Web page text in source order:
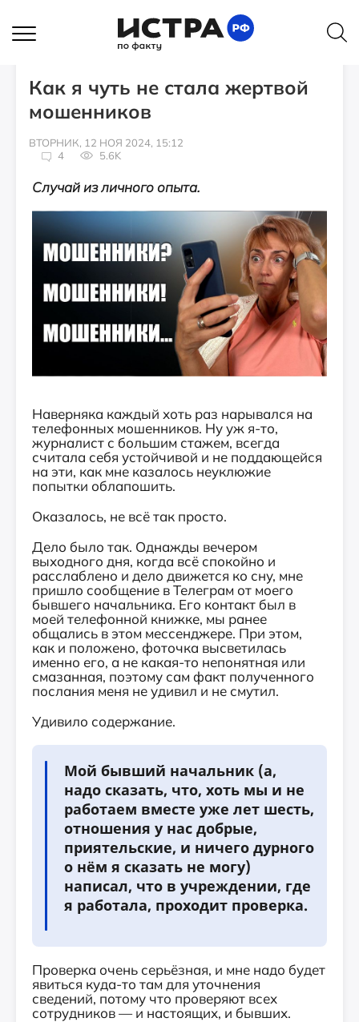
Как я чуть не стала жертвой
мошенников
ВТОРНИК, 12 НОЯ 2024, 15:12
4
5.6K
Случай из личного опыта.
Наверняка каждый хоть раз нарывался на
телефонных мошенников. Ну уж я-то,
журналист с большим стажем, всегда
считала себя устойчивой и не поддающейся
на эти, как мне казалось неуклюжие
попытки облапошить.
Оказалось, не всё так просто.
Дело было так. Однажды вечером
выходного дня, когда всё спокойно и
расслаблено и дело движется ко сну, мне
пришло сообщение в Телеграм от моего
бывшего начальника. Его контакт был в
моей телефонной книжке, мы ранее
общались в этом мессенджере. При этом,
как и положено, фоточка высветилась
именно его, а не какая-то непонятная или
смазанная, поэтому сам факт полученного
послания меня не удивил и не смутил.
Удивило содержание.
Мой бывший начальник (а,
надо сказать, что, хоть мы и не
работаем вместе уже лет шесть,
отношения у нас добрые,
приятельские, и ничего дурного
о нём я сказать не могу)
написал, что в учреждении, где
я работала, проходит проверка.
Проверка очень серьёзная, и мне надо будет
явиться куда-то там для уточнения
сведений, потому что проверяют всех
сотрудников — и настоящих, и бывших.